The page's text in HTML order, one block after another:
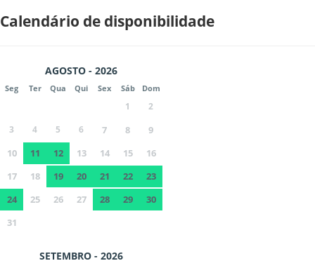
Calendário de disponibilidade
AGOSTO - 2026
Seg Ter Qua Qui Sex Sáb Dom
1
2
3
4 5 6 7 8
9
10
11 12 13 14 15
16
17
18 19 20 21 22
23
24
25 26 27 28 29
30
31
SETEMBRO - 2026